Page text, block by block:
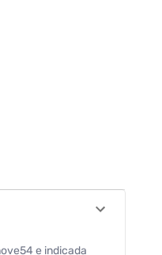
e indicada